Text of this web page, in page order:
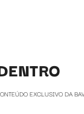
EXCLUSIVO DA